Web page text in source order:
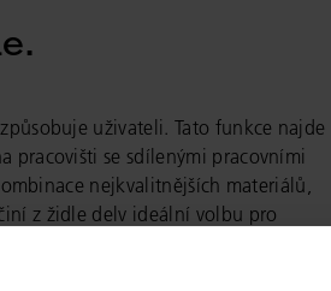
uživateli. Tato funkce najde
pracovišti se sdílenými pracovními
nejkvalitnějších materiálů,
z židle delv ideální volbu pro